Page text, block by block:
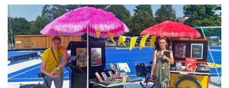
att
navigera
mellan
sökförslagen
och
enter
för